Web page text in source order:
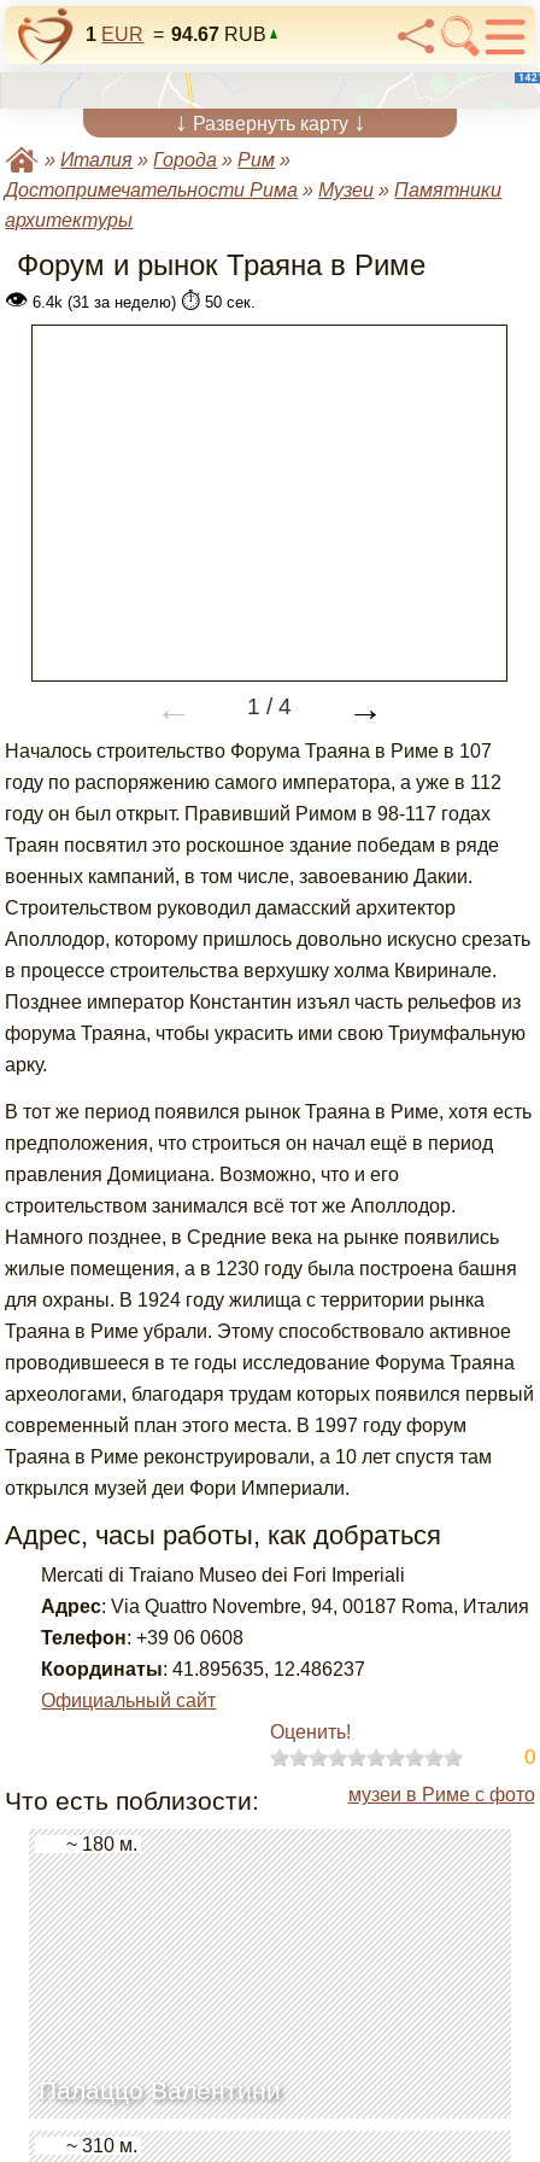
1 EUR = 94.67 RUB
↓ Развернуть карту ↓
»Италия »Города »Рим »
Достопримечательности Рима »Музеи »Памятники
архитектуры
Форум и рынок Траяна в Риме
👁 6.4k (31 за неделю) ⏱️ 50 сек.
← 1 /4 →
Началось строительство Форума Траяна в Риме в 107
году по распоряжению самого императора, а уже в 112
году он был открыт. Правивший Римом в 98-117 годах
Траян посвятил это роскошное здание победам в ряде
военных кампаний, в том числе, завоеванию Дакии.
Строительством руководил дамасский архитектор
Аполлодор, которому пришлось довольно искусно срезать
в процессе строительства верхушку холма Квиринале.
Позднее император Константин изъял часть рельефов из
форума Траяна, чтобы украсить ими свою Триумфальную
арку.
В тот же период появился рынок Траяна в Риме, хотя есть
предположения, что строиться он начал ещё в период
правления Домициана. Возможно, что и его
строительством занимался всё тот же Аполлодор.
Намного позднее, в Средние века на рынке появились
жилые помещения, а в 1230 году была построена башня
для охраны. В 1924 году жилища с территории рынка
Траяна в Риме убрали. Этому способствовало активное
проводившееся в те годы исследование Форума Траяна
археологами, благодаря трудам которых появился первый
современный план этого места. В 1997 году форум
Траяна в Риме реконструировали, а 10 лет спустя там
открылся музей деи Фори Империали.
Адрес, часы работы, как добраться
Mercati di Traiano Museo dei Fori Imperiali
Адрес:Via Quattro Novembre, 94, 00187 Roma, Италия
Телефон:+39 06 0608
Координаты: 41.895635, 12.486237
Официальный сайт
Оценить!
0
Что есть поблизости: музеи в Риме с фото
Палаццо Валентини
~ 180 м.
~ 310 м.